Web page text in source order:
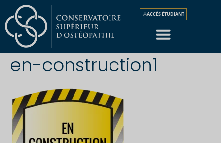
ACCÈS ÉTUDIANT
en-construction1